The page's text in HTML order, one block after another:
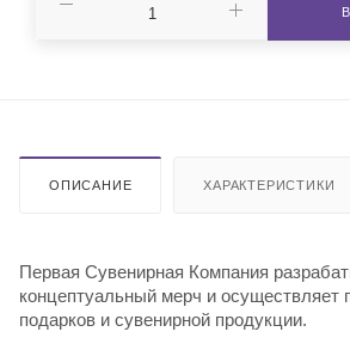
ОПИСАНИЕ ХАРАКТЕРИСТИКИ
Первая Сувенирная Компания
концептуальный мерч и осуществляет
подарков и сувенирной продукции.